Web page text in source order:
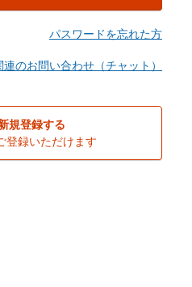
パスワードを忘れた方
連のお問い合わせ（チャット）
規登録する
登録いただけます